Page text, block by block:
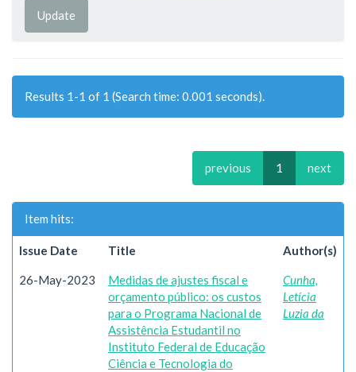
Results 1-1 of 1 (Search time: 0.001 seconds).
previous 1 next
Item hits:
Issue Date Title Author(s)
26-May-2023
Medidas de ajustes fiscal e
orçamento público: os custos
para o Programa Nacional de
Assistência Estudantil no
Instituto Federal de Educação
Ciência e Tecnologia do
Cunha,
Letícia
Luzia da